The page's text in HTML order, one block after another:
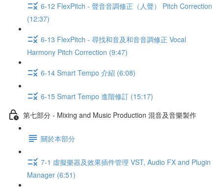
6-12 FlexPitch - 聲音音調修正（人聲） Pitch Correction
(12:37)
6-13 FlexPitch - 尋找和音及和音音調修正 Vocal
Harmony Pitch Correction (9:47)
6-14 Smart Tempo 介紹 (6:08)
6-15 Smart Tempo 進階修訂 (15:17)
第七部分 - Mixing and Music Production 混音及音樂製作
關於本部分
7-1 虛擬樂器及效果插件管理 VST, Audio FX and Plugin
Manager (6:51)